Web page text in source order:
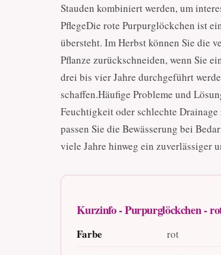
Stauden kombiniert werden, um
PflegeDie rote Purpurglöckchen ist
übersteht. Im Herbst können Sie die
Pflanze zurückschneiden, wenn Sie
drei bis vier Jahre durchgeführt
schaffen.Häufige Probleme und
Feuchtigkeit oder schlechte
passen Sie die Bewässerung bei
viele Jahre hinweg ein zuverlässiger
Kurzinfo - Purpurglöckchen -
Farbe rot